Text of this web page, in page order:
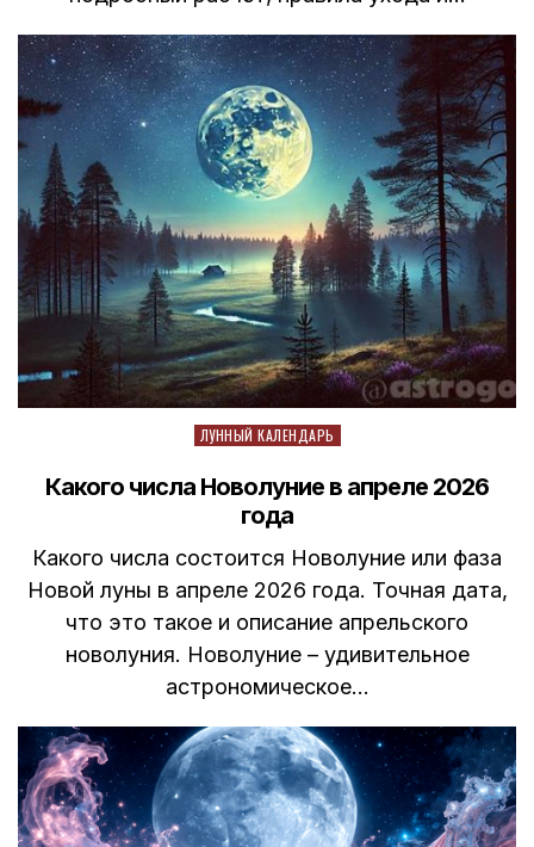
Posted
ЛУННЫЙ КАЛЕНДАРЬ
Какого числа Новолуние в апреле 2026
года
Какого числа состоится Новолуние или фаза
Новой луны в апреле 2026 года. Точная дата,
что это такое и описание апрельского
новолуния. Новолуние – удивительное
астрономическое…